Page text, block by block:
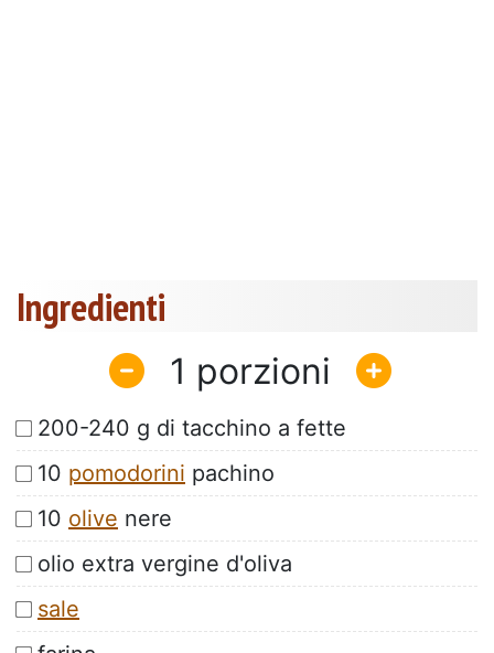
Ingredienti
1
200-240 g di tacchino a fette
10 pomodorini pachino
10 olive nere
olio extra vergine d'oliva
sale